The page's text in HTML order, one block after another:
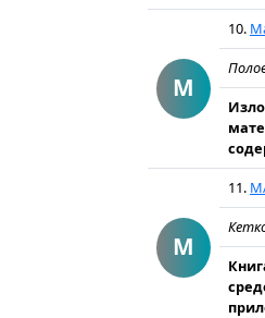
M
10.
M
11.